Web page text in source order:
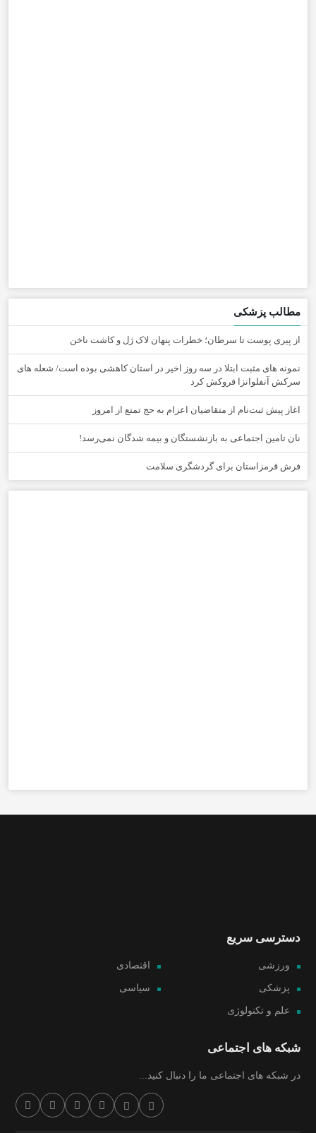
مطالب پزشکی
از پیری پوست تا سرطان؛ خطرات پنهان لاک ژل و کاشت ناخن
نمونه های مثبت ابتلا در سه روز اخیر در استان کاهشی بوده است/ شعله های
سرکش آنفلوانزا فروکش کرد
اغاز پیش ثبت‌نام از متقاضیان اعزام به حج تمتع از امروز
نان تامین اجتماعی به بازنشستگان و بیمه شدگان نمی‌رسد!
فرش قرمزاستان برای گردشگری سلامت
دسترسی سریع
ورزشی اقتصادی
پزشکی سیاسی
علم و تکنولوژی
شبکه های اجتماعی
در شبکه های اجتماعی ما را دنبال کنید...